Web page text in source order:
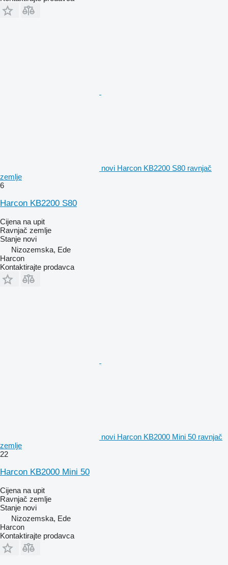
novi Harcon KB2200 S80 ravnjač
zemlje
6
Harcon KB2200 S80
Cijena na upit
Ravnjač zemlje
Stanje novi
Nizozemska, Ede
Harcon
Kontaktirajte prodavca
novi Harcon KB2000 Mini 50 ravnjač
zemlje
22
Harcon KB2000 Mini 50
Cijena na upit
Ravnjač zemlje
Stanje novi
Nizozemska, Ede
Harcon
Kontaktirajte prodavca